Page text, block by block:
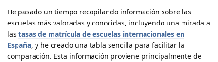
He pasado un tiempo recopilando información sobre las
escuelas más valoradas y conocidas, incluyendo una mirada a
las tasas de matrícula de escuelas internacionales en
España, y he creado una tabla sencilla para facilitar la
comparación. Esta información proviene principalmente de